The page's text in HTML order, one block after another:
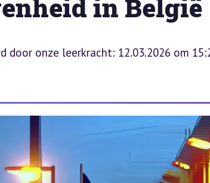
in België
door onze leerkracht: 12.03.2026 om